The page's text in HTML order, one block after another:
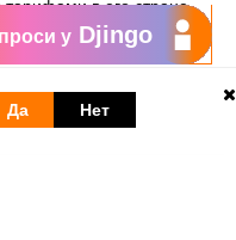
тарифами в его стране.
вызовы: Если вызов не
.
Да Нет
у Djingo